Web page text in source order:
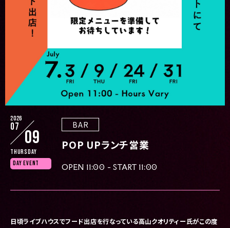
2026
07
09
Thursday
DAY EVENT
BAR
POP UPランチ営業
OPEN 11:00 - START 11:00
日頃ライブハウスでフード出店を行なっている高山クオリティー氏がこの度